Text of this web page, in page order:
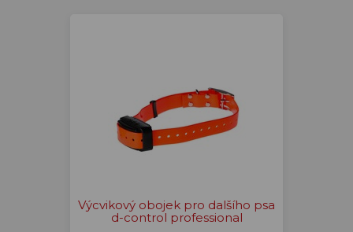
Výcvikový obojek pro dalšího psa
d-control professional